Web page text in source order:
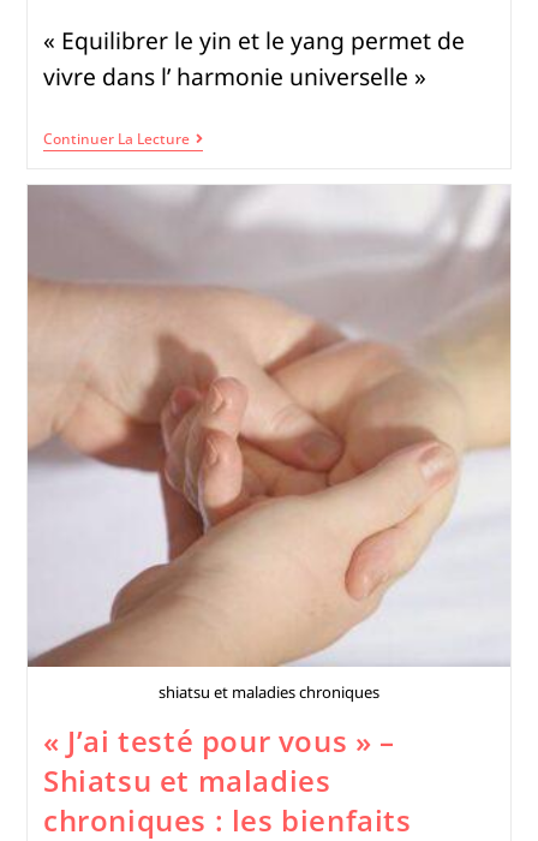
« Equilibrer le yin et le yang permet de
vivre dans l’ harmonie universelle »
Continuer La Lecture
shiatsu et maladies chroniques
« J’ai testé pour vous » –
Shiatsu et maladies
chroniques : les bienfaits